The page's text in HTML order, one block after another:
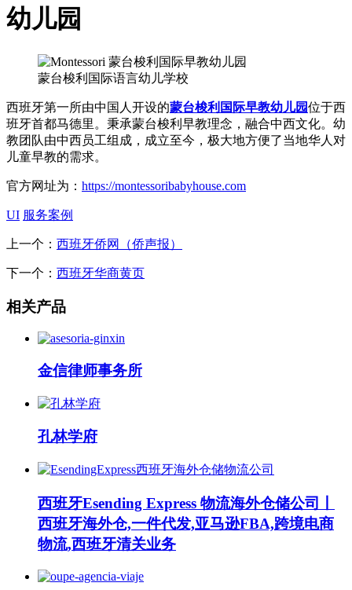
幼儿园
蒙台梭利国际语言幼儿学校
西班牙第一所由中国人开设的蒙台梭利国际早教幼儿园位于西
班牙首都马德里。秉承蒙台梭利早教理念，融合中西文化。幼
教团队由中西员工组成，成立至今，极大地方便了当地华人对
儿童早教的需求。
官方网址为： https://montessoribabyhouse.com
UI 服务案例
上一个： 西班牙侨网（侨声报）
下一个： 西班牙华商黄页
相关产品
金信律师事务所
孔林学府
西班牙Esending Express 物流海外仓储公司丨
西班牙海外仓,一件代发,亚马逊FBA,跨境电商
物流,西班牙清关业务